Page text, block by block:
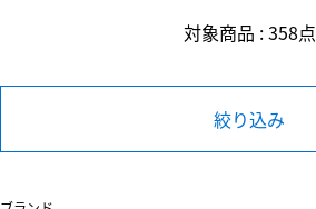
対象商品 : 358点
絞り込み